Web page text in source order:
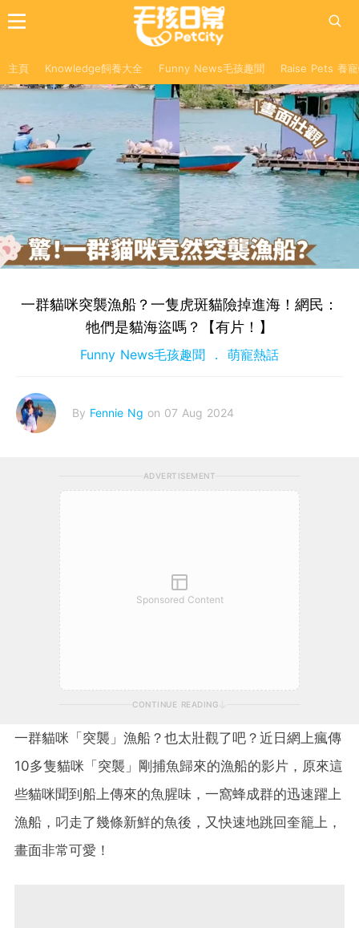
主頁 Knowledge飼養大全 Funny News毛孩趣聞 Raise Pets 養
一群貓咪突襲漁船？一隻虎斑貓險掉進海！網民：
牠們是貓海盜嗎？【有片！】
Funny News毛孩趣聞 萌寵熱話
By Fennie Ng on 07 Aug 2024
ADVERTISEMENT
Sponsored Content
CONTINUE READING
一群貓咪「突襲」漁船？也太壯觀了吧？近日網上瘋傳
10多隻貓咪「突襲」剛捕魚歸來的漁船的影片，原來這
些貓咪聞到船上傳來的魚腥味，一窩蜂成群的迅速躍上
漁船，叼走了幾條新鮮的魚後，又快速地跳回奎籠上，
畫面非常可愛！